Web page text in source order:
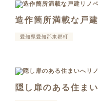
造作箇所満載な戸
愛知県愛知郡東郷町
隠し扉のある住ま